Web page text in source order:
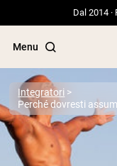
Dal 2014
Menu
Termini di ricerca
Integratori